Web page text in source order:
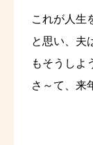
これが人生
と思い、夫
もそうしよ
さ～て、来